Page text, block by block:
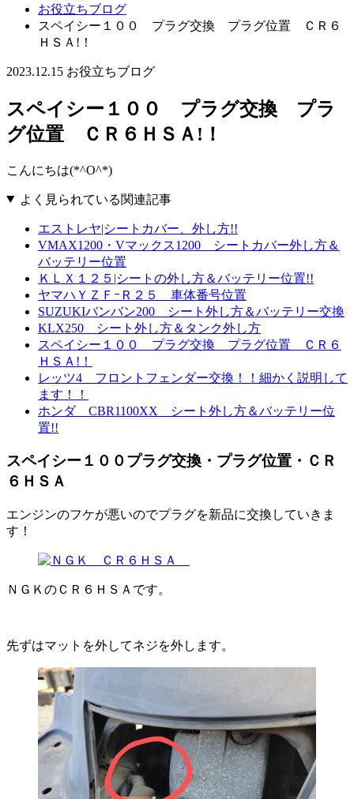
お役立ちブログ
スペイシー１００ プラグ交換 プラグ位置 ＣＲ６
ＨＳＡ!！
2023.12.15 お役立ちブログ
スペイシー１００ プラグ交換 プラ
グ位置 ＣＲ６ＨＳＡ!！
こんにちは(*^O^*)
よく見られている関連記事
エストレヤ|シートカバー、外し方!!
VMAX1200・Vマックス1200 シートカバー外し方＆
バッテリー位置
ＫＬＸ１２５|シートの外し方＆バッテリー位置!!
ヤマハＹＺＦｰＲ２５ 車体番号位置
SUZUKIバンバン200 シート外し方＆バッテリー交換
KLX250 シート外し方＆タンク外し方
スペイシー１００ プラグ交換 プラグ位置 ＣＲ６
ＨＳＡ!！
レッツ4 フロントフェンダー交換！！細かく説明して
ます！！
ホンダ CBR1100XX シート外し方＆バッテリー位
置!!
スペイシー１００プラグ交換・プラグ位置・ＣＲ
６ＨＳＡ
エンジンのフケが悪いのでプラグを新品に交換していきま
す！
ＮＧＫのＣＲ６ＨＳＡです。
先ずはマットを外してネジを外します。